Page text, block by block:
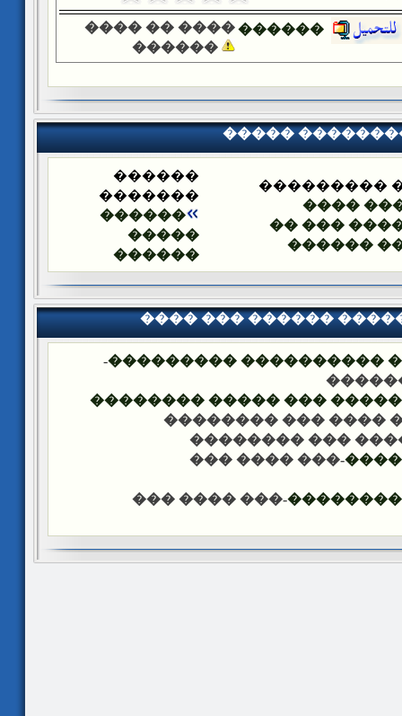
���� �� ����
������
������
�����
�����
������
��������
������
������
�������
������
�����
������
���� ��� ������
�������� �� ���
-
���
���� ����� �������� ���
-��� ���� ���
-��� ���� ���
-��� ���� ���
������
-��� ���� ���